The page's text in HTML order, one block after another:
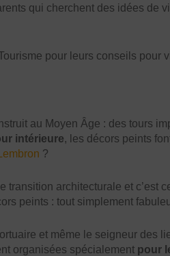
qui cherchent des idées de
pour leurs conseils pour
au Moyen Âge : des tours
intérieure, les décors peints
?
architecturale et c’est
peints : tout simplement
et même le seigneur des
organisées spécialement pour